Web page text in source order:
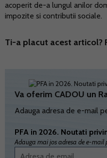
acoperit de-a lungul anilor
impozite si contributii sociale.
Ti-a placut acest articol?
Va oferim CADOU un
Adauga adresa de e-mail
PFA in 2026. Noutati
Adauga mai jos adresa de e-